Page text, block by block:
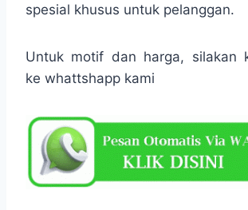
spesial khusus untuk pelanggan.
Untuk motif dan harga, silakan
ke whattshapp kami